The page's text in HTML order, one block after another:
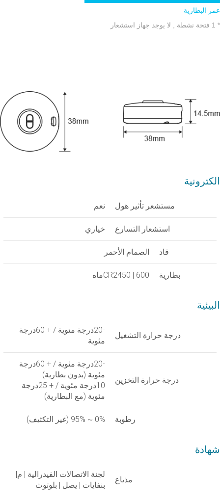
عمر البطارية
* 1 فتحة نشطة , لا يوجد جهاز استشعار
الكترونية
مستشعر تأثير هول نعم
استشعار التسارع خياري
قاد الصمام الأحمر
بطارية CR2450 | 600ماه
البيئية
درجة حرارة التشغيل
-20درجة مئوية / + 60درجة
مئوية
درجة حرارة التخزين
-20درجة مئوية / + 60درجة
مئوية (بدون بطارية)
10درجة مئوية / + 25درجة
مئوية (مع البطارية)
رطوبة 0% ~ 95% (غير التكثيف)
شهادة
مذياع
لجنة الاتصالات الفيدرالية | م|
بنفايات | يصل | بلوتوث